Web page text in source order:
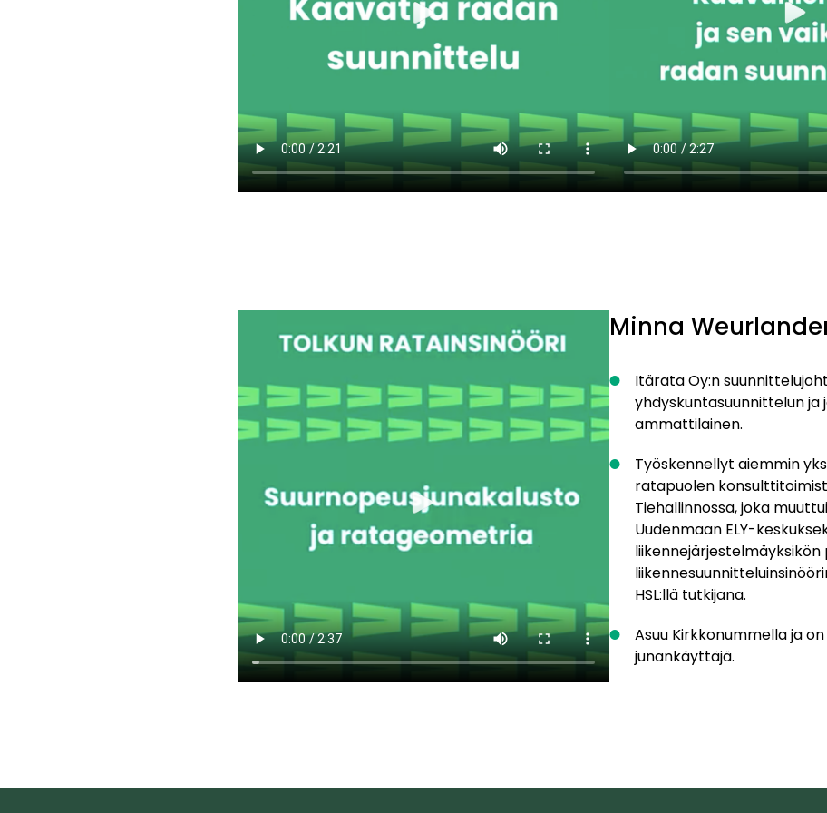
Minna
Itärata Oy:n
yhdyskuntasuunnittelun ja
ammattilainen.
Työskennellyt aiemmin
ratapuolen
Tiehallinnossa, joka
Uudenmaan ELY-
liikennejärjestelmäyksikön
HSL:llä tutkijana.
Asuu Kirkkonummella ja
junankäyttäjä.